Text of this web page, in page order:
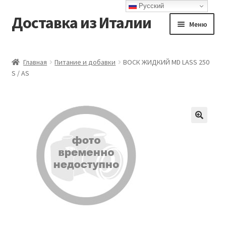
Перейти
к
Перейти
к
Доставка из Италии Меню
Доставка
Оформление заказа
Главная Питание и добавки
ВОСК ЖИДКИЙ MD LASS 250
S / AS
Русский